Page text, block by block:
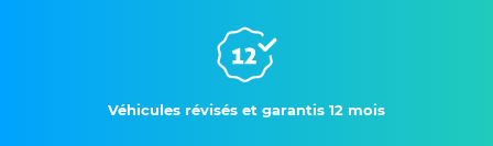
Véhicules révisés et garantis 12 mois